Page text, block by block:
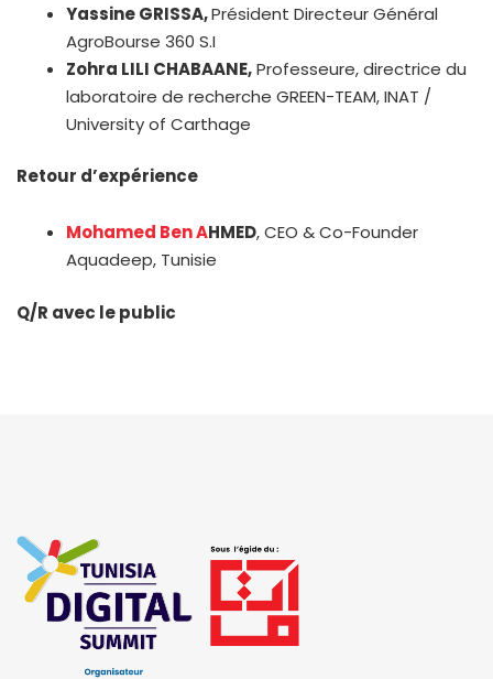
Yassine GRISSA,Président Directeur Général
AgroBourse 360 S.I
Zohra LILI CHABAANE,Professeure, directrice du
laboratoire de recherche GREEN-TEAM, INAT /
University of Carthage
Retour d’expérience
Mohamed Ben AHMED, CEO & Co-Founder
Aquadeep, Tunisie
Q/R avec le public